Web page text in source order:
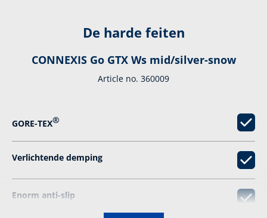
De harde feiten
CONNEXIS Go GTX Ws mid/silver-snow
Article no. 360009
GORE-TEX®
Verlichtende demping
Enorm anti-­slip